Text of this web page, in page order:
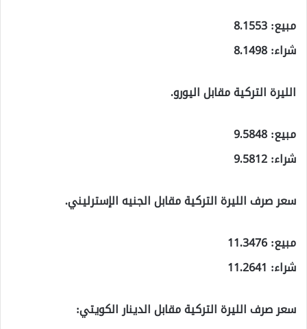
مبيع: 8.1553
شراء: 8.1498
الليرة التركية مقابل اليورو.
مبيع: 9.5848
شراء: 9.5812
سعر صرف الليرة التركية مقابل الجنيه الإسترليني.
مبيع: 11.3476
شراء: 11.2641
سعر صرف الليرة التركية مقابل الدينار الكويتي: